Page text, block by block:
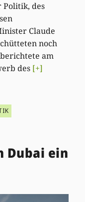
Politik, des
Claude
noch
am
des [+]
Dubai ein